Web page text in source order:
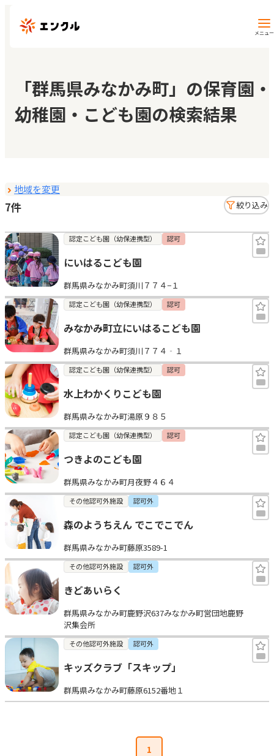
メニュー
保育園・幼稚園を探す
地図から探す
マイページ
お気に入り
見学日記
メッセージ
おすすめの園
エンクルの特徴と活用方法
コラム
お知らせ
「群馬県みなかみ町」の保育園・
幼稚園・こども園の検索結果
地域を変更
7件 絞り込み
認定こども園（幼保連携型） 認可
にいはるこども園
群馬県みなかみ町須川７７４−１
認定こども園（幼保連携型） 認可
みなかみ町立にいはるこども園
群馬県みなかみ町須川７７４‐１
認定こども園（幼保連携型） 認可
水上わかくりこども園
群馬県みなかみ町湯原９８５
認定こども園（幼保連携型） 認可
つきよのこども園
群馬県みなかみ町月夜野４６４
その他認可外施設 認可外
森のようちえん でこでこでん
群馬県みなかみ町藤原3589-1
その他認可外施設 認可外
きどあいらく
群馬県みなかみ町鹿野沢637みなかみ町営団地鹿野
沢集会所
その他認可外施設 認可外
キッズクラブ「スキップ」
群馬県みなかみ町藤原6152番地１
1